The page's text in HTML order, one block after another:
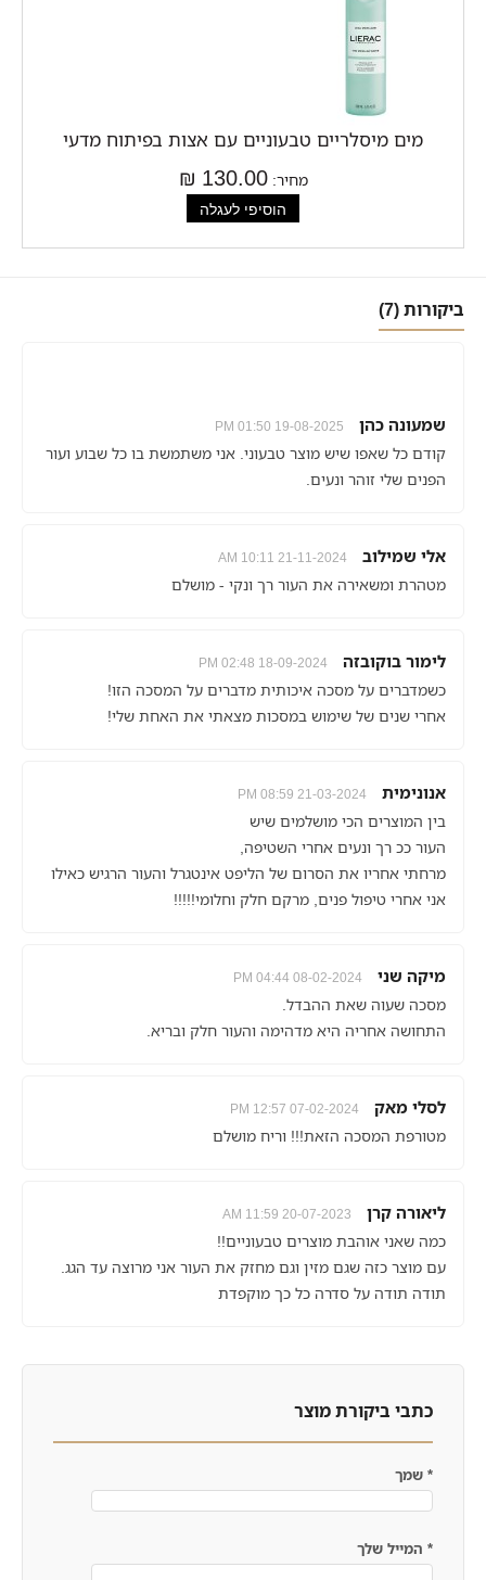
מים מיסלריים טבעוניים עם אצות בפיתוח מדעי
מחיר:130.00 ₪
ביקורות (7)
שמעונה כהן 19-08-2025 01:50 PM
קודם כל שאפו שיש מוצר טבעוני. אני משתמשת בו כל שבוע ועור
הפנים שלי זוהר ונעים.
אלי שמילוב 21-11-2024 10:11 AM
מטהרת ומשאירה את העור רך ונקי - מושלם
לימור בוקובזה 18-09-2024 02:48 PM
כשמדברים על מסכה איכותית מדברים על המסכה הזו!
אחרי שנים של שימוש במסכות מצאתי את האחת שלי!
אנונימית 21-03-2024 08:59 PM
בין המוצרים הכי מושלמים שיש
העור ככ רך ונעים אחרי השטיפה,
מרחתי אחריו את הסרום של הליפט אינטגרל והעור הרגיש כאילו
אני אחרי טיפול פנים, מרקם חלק וחלומי!!!!!
מיקה שני 08-02-2024 04:44 PM
מסכה שעוה שאת ההבדל.
התחושה אחריה היא מדהימה והעור חלק ובריא.
לסלי מאק 07-02-2024 12:57 PM
מטורפת המסכה הזאת!!! וריח מושלם
ליאורה קרן 20-07-2023 11:59 AM
כמה שאני אוהבת מוצרים טבעוניים!!
עם מוצר כזה שגם מזין וגם מחזק את העור אני מרוצה עד הגג.
תודה תודה על סדרה כל כך מוקפדת
כתבי ביקורת מוצר
* שמך
* המייל שלך